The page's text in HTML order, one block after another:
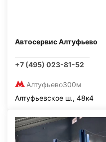
Автосервис Алтуфьево
+7 (495) 023-81-52
Алтуфьево300м
Алтуфьевское ш., 48к4